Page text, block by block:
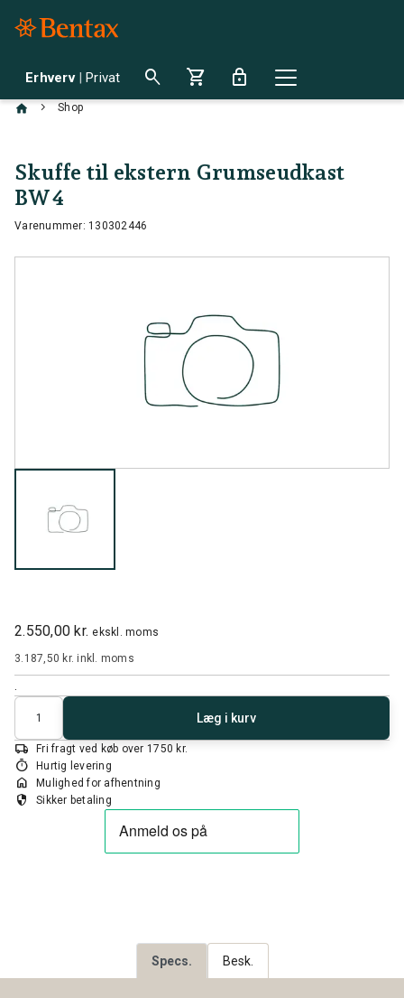
Erhverv | Privat search shopping_cart lock
chevron_right Shop
Skuffe til ekstern Grumseudkast
BW4
Varenummer: 130302446
2.550,00 kr. ekskl. moms
3.187,50 kr.inkl. moms
Antal
Læg i kurv
local_shipping Fri fragt ved køb over 1750 kr.
timer Hurtig levering
home Mulighed for afhentning
security Sikker betaling
Specs. Besk.